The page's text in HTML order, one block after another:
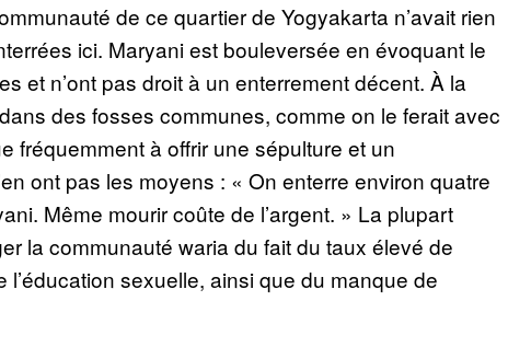
de ce quartier de Yogyakarta n’avait rien
ici. Maryani est bouleversée en évoquant le
et n’ont pas droit à un enterrement décent. À la
des fosses communes, comme on le ferait avec
fréquemment à offrir une sépulture et un
ont pas les moyens : « On enterre environ quatre
Même mourir coûte de l’argent. » La plupart
la communauté waria du fait du taux élevé de
sexuelle, ainsi que du manque de